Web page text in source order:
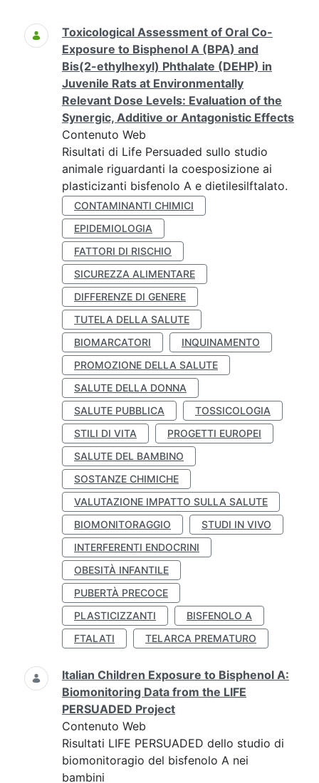
Ricerca
Toxicological Assessment of Oral Co-
Exposure to Bisphenol A (BPA) and
Bis(2-ethylhexyl) Phthalate (DEHP) in
Juvenile Rats at Environmentally
Relevant Dose Levels: Evaluation of the
Synergic, Additive or Antagonistic Effects
Contenuto Web
Risultati di Life Persuaded sullo studio
animale riguardanti la coesposizione ai
plasticizanti bisfenolo A e dietilesilftalato.
CONTAMINANTI CHIMICI
EPIDEMIOLOGIA
FATTORI DI RISCHIO
SICUREZZA ALIMENTARE
DIFFERENZE DI GENERE
TUTELA DELLA SALUTE
BIOMARCATORI
INQUINAMENTO
PROMOZIONE DELLA SALUTE
SALUTE DELLA DONNA
SALUTE PUBBLICA
TOSSICOLOGIA
STILI DI VITA
PROGETTI EUROPEI
SALUTE DEL BAMBINO
SOSTANZE CHIMICHE
VALUTAZIONE IMPATTO SULLA SALUTE
BIOMONITORAGGIO
STUDI IN VIVO
INTERFERENTI ENDOCRINI
OBESITÀ INFANTILE
PUBERTÀ PRECOCE
PLASTICIZZANTI
BISFENOLO A
FTALATI
TELARCA PREMATURO
Italian Children Exposure to Bisphenol A:
Biomonitoring Data from the LIFE
PERSUADED Project
Contenuto Web
Risultati LIFE PERSUADED dello studio di
biomonitoragio del bisfenolo A nei
bambini